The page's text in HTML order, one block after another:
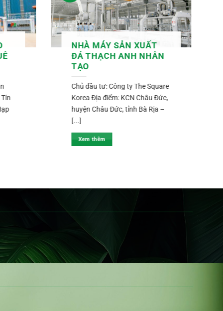
NHÀ MÁY SẢN XUẤT
ĐÁ THẠCH ANH NHÂN
TẠO
Chủ đầu tư: Công ty The Square
Korea Địa điểm: KCN Châu Đức,
huyện Châu Đức, tỉnh Bà Rịa –
[...]
Xem thêm